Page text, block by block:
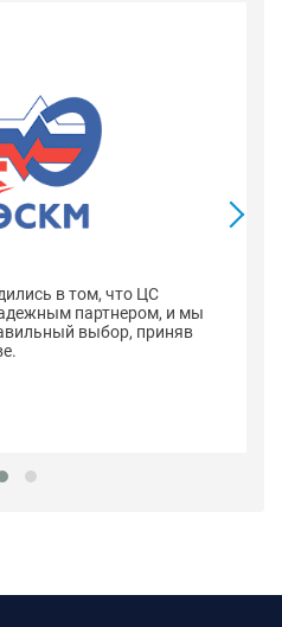
в том, что ЦС
партнером, и мы
выбор, приняв